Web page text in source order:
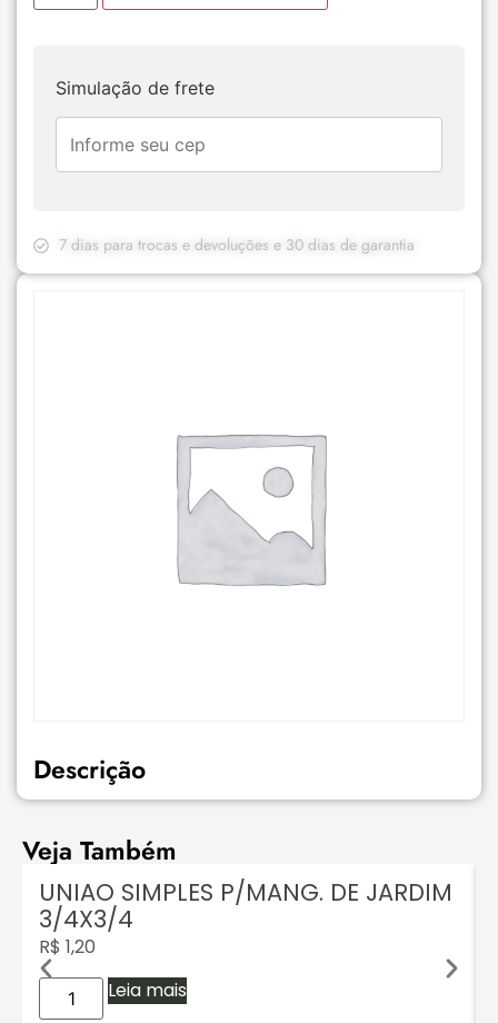
Descrição
Simulação de frete
7 dias para trocas e devoluções e 30 dias de garantia
Veja Também
UNIAO SIMPLES P/MANG. DE JARDIM
3/4X3/4
R$ 1,20
Leia mais